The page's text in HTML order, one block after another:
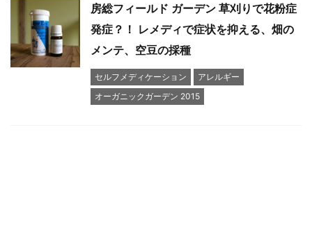
房総フィールド ガーデン 草刈りで花粉症
発症？！ レメディで症状を抑える、畑の
メンテ、空豆の採種
セルフメディケーション
アレルギー
オーガニックガーデン 2015